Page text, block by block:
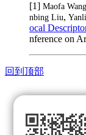
[1] Maofa Wang
nbing Liu,
ocal
nference on
回到顶部